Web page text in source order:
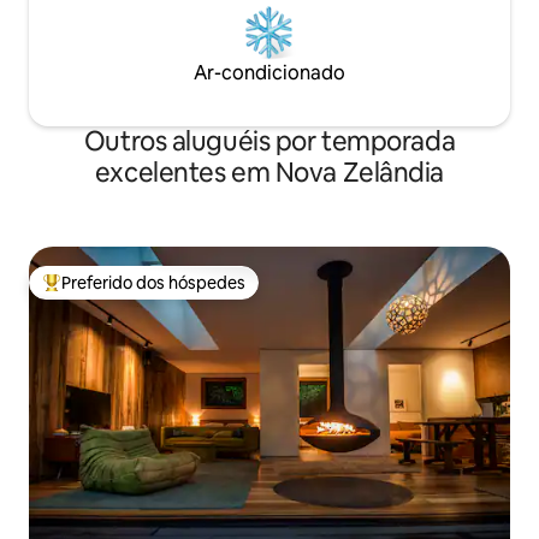
Ar-condicionado
Outros aluguéis por temporada
excelentes em Nova Zelândia
Entre os melhores preferidos dos hóspedes
Preferido dos hóspedes